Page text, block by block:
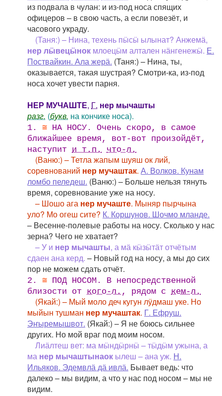
из подвала в чулан: и из-под носа спящих
офицеров – в свою часть, а если повезёт, и
часового украду.
(Таня:) – Нина, техень пӹсӹ ылынат? Анжемӓ,
нер лӹвецӹнок млоецӹм алтален нӓнгенежӹ. Е.
Поствайкин. Ала жерӓ. (Таня:) – Нина, ты,
оказывается, такая шустрая? Смотри-ка, из-под
носа хочет увести парня.
НЕР МУЧАШТЕ, Г. нер мычашты
разг. (букв. на кончике носа).
1. ≅ НА НОСУ. Очень скоро, в самое
ближайшее время, вот-вот произойдёт,
наступит и т.п. что-л.
(Ваню:) – Тетла жапым шуяш ок лий,
соревнований нер мучаштак. А. Волков. Кунам
ломбо пеледеш. (Ваню:) – Больше нельзя тянуть
время, соревнование уже на носу.
– Шошо ага нер мучаште. Мыняр пырчына
уло? Мо огеш сите? К. Коршунов. Шочмо мланде.
– Весенне-полевые работы на носу. Сколько у нас
зерна? Чего не хватает?
– У и нер мычашты, а мӓ кӹзӹтӓт отчётым
сдаен ана керд. – Новый год на носу, а мы до сих
пор не можем сдать отчёт.
2. ≅ ПОД НОСОМ. В непосредственной
близости от кого-л. , рядом с кем-л.
(Якай:) – Мый моло деч кугун лӱдмаш уке. Но
мыйын тушман нер мучаштак. Г. Ефруш.
Эҥыремышвот. (Якай:) – Я не боюсь сильнее
других. Но мой враг под моим носом.
Лиӓлтеш вет: ма мӹндӹрнӹ – тӹдӹм ужына, а
ма нер мычаштынаок ылеш – ана уж. Н.
Ильяков. Эдемвлӓ дӓ ивлӓ. Бывает ведь: что
далеко – мы видим, а что у нас под носом – мы не
видим.